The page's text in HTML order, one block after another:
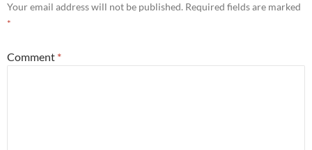
Your email address will not be published. Required fields are marked
*
Comment *